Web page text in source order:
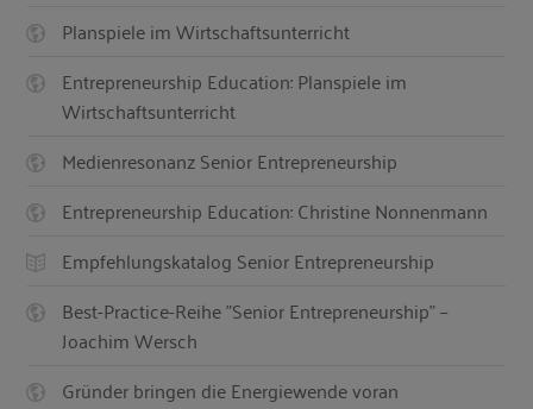
Planspiele im Wirtschaftsunterricht
Entrepreneurship Education: Planspiele im
Wirtschaftsunterricht
Medienresonanz Senior Entrepreneurship
Entrepreneurship Education: Christine Nonnenmann
Empfehlungskatalog Senior Entrepreneurship
Best-Practice-Reihe "Senior Entrepreneurship" –
Joachim Wersch
Gründer bringen die Energiewende voran